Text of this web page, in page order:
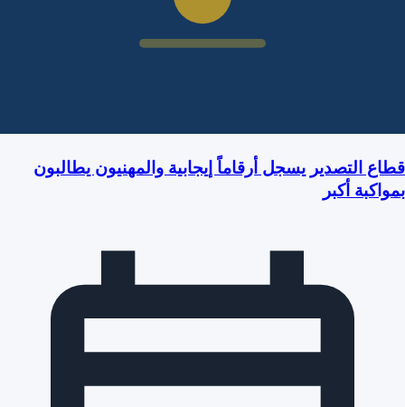
قطاع التصدير يسجل أرقاماً إيجابية والمهنيون يطالبون
بمواكبة أكبر